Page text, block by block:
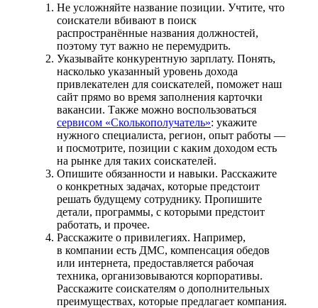
Не усложняйте название позиции. Учтите, что
соискатели вбивают в поиск
распространённые названия должностей,
поэтому тут важно не перемудрить.
Указывайте конкурентную зарплату. Понять,
насколько указанный уровень дохода
привлекателен для соискателей, поможет наш
сайт прямо во время заполнения карточки
вакансии. Также можно воспользоваться
сервисом «Сколькополучатель»: укажите
нужного специалиста, регион, опыт работы —
и посмотрите, позиции с каким доходом есть
на рынке для таких соискателей.
Опишите обязанности и навыки. Расскажите
о конкретных задачах, которые предстоит
решать будущему сотруднику. Пропишите
детали, программы, с которыми предстоит
работать, и прочее.
Расскажите о привилегиях. Например,
в компании есть ДМС, компенсация обедов
или интернета, предоставляется рабочая
техника, организовываются корпоративы.
Расскажите соискателям о дополнительных
преимуществах, которые предлагает компания.